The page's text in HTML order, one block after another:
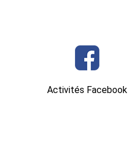
Activités Facebook